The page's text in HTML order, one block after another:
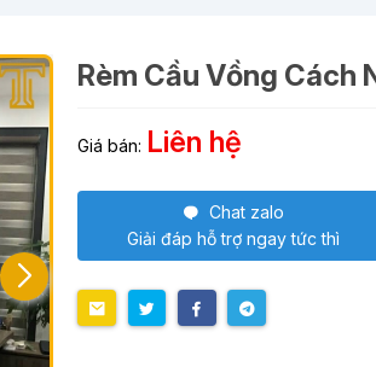
Rèm Cầu Vồng Cách
Giá bán: Liên hệ
Chat zalo
Giải đáp hỗ trợ ngay tức thì